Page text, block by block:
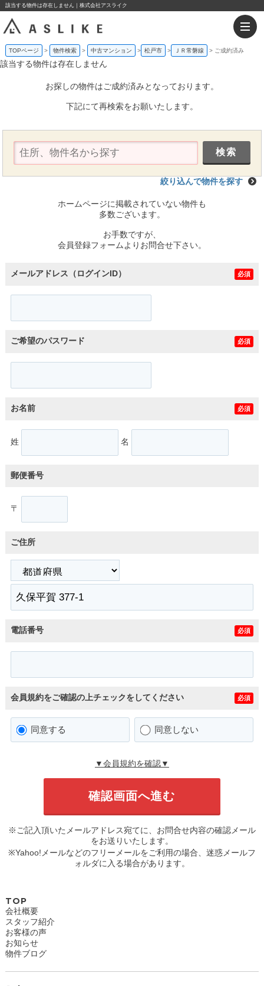
該当する物件は存在しません｜株式会社アスライク
TOPページ 物件検索 中古マンション 松戸市 ＪＲ常磐線 ご成約済み
該当する物件は存在しません
お探しの物件はご成約済みとなっております。
下記にて再検索をお願いたします。
絞り込んで物件を探す
ホームページに掲載されていない物件も
多数ございます。
お手数ですが、
会員登録フォームよりお問合せ下さい。
メールアドレス（ログインID） 必須
ご希望のパスワード 必須
お名前 必須
姓 名
郵便番号
〒
ご住所
電話番号 必須
会員規約をご確認の上チェックをしてください 必須
同意する 同意しない
▼会員規約を確認▼
※ご記入頂いたメールアドレス宛てに、お問合せ内容の確認メール
をお送りいたします。
※Yahoo!メールなどのフリーメールをご利用の場合、迷惑メールフ
ォルダに入る場合があります。
TOP
会社概要
スタッフ紹介
お客様の声
お知らせ
物件ブログ